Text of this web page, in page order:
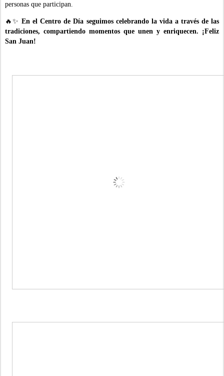
personas que participan.
🔥✨En el Centro de Día seguimos celebrando la vida a través de las
tradiciones, compartiendo momentos que unen y enriquecen. ¡Feliz
San Juan!